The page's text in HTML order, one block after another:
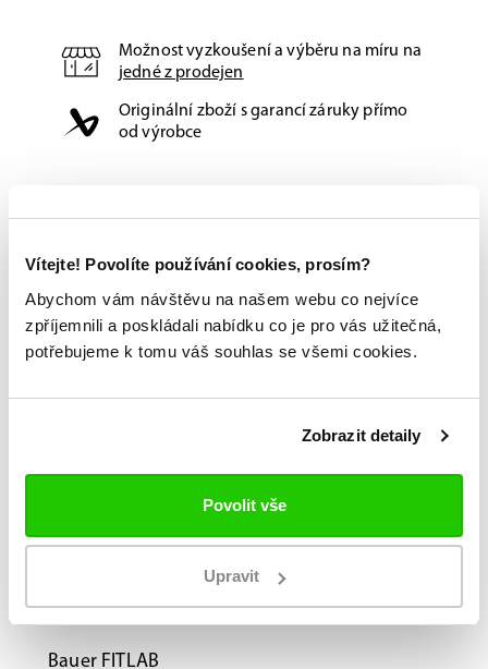
Vítejte! Povolíte používání cookies, prosím?
Abychom vám návštěvu na našem webu co nejvíce
zpříjemnili a poskládali nabídku co je pro vás užitečná,
potřebujeme k tomu váš souhlas se všemi cookies.
Zobrazit detaily
Povolit vše
Upravit
Možnost vyzkoušení a výběru na míru na
jedné z prodejen
Originální zboží s garancí záruky přímo
od výrobce
Bauer FITLAB